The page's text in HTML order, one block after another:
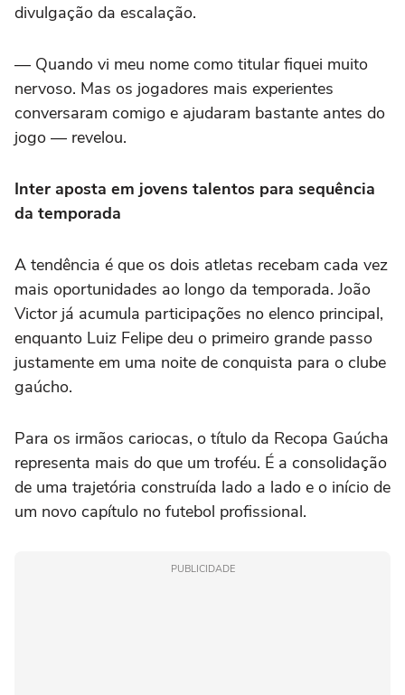
divulgação da escalação.
— Quando vi meu nome como titular fiquei muito
nervoso. Mas os jogadores mais experientes
conversaram comigo e ajudaram bastante antes do
jogo — revelou.
Inter aposta em jovens talentos para sequência
da temporada
A tendência é que os dois atletas recebam cada vez
mais oportunidades ao longo da temporada. João
Victor já acumula participações no elenco principal,
enquanto Luiz Felipe deu o primeiro grande passo
justamente em uma noite de conquista para o clube
gaúcho.
Para os irmãos cariocas, o título da Recopa Gaúcha
representa mais do que um troféu. É a consolidação
de uma trajetória construída lado a lado e o início de
um novo capítulo no futebol profissional.
PUBLICIDADE